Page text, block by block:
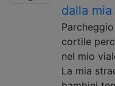
dalla
cortile
nel mio
La mia